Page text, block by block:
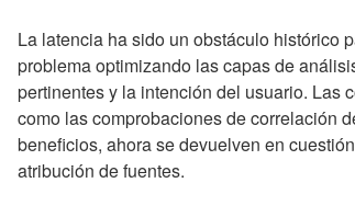
La latencia ha sido un obstáculo histórico
problema optimizando las capas de
pertinentes y la intención del usuario. Las
como las comprobaciones de correlación
beneficios, ahora se devuelven en
atribución de fuentes.